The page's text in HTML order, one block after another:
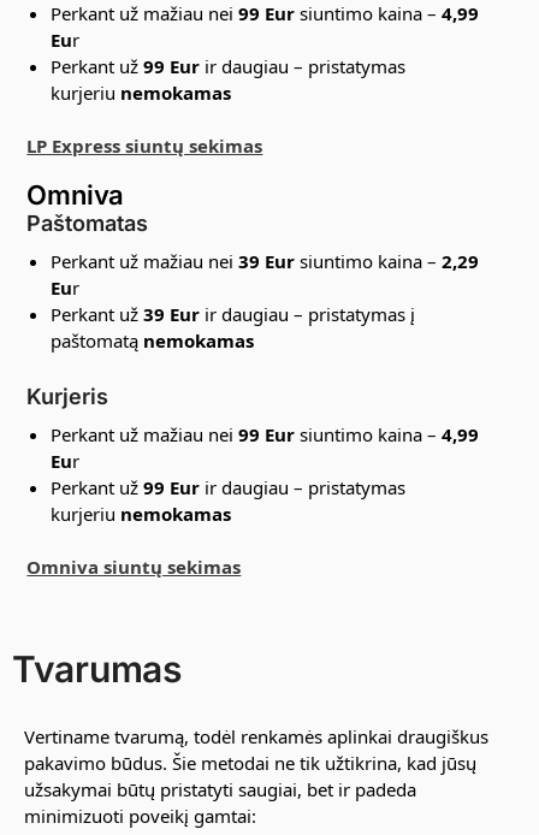
Perkant už mažiau nei99 Eur siuntimo kaina –4,99
Eur
Perkant už99 Eur ir daugiau – pristatymas
kurjeriu nemokamas
LP Express siuntų sekimas
Omniva
Paštomatas
Perkant už mažiau nei39 Eur siuntimo kaina –2,29
Eur
Perkant už39 Eur ir daugiau – pristatymas į
paštomatą nemokamas
Kurjeris
Perkant už mažiau nei99 Eur siuntimo kaina –4,99
Eur
Perkant už99 Eur ir daugiau – pristatymas
kurjeriu nemokamas
Omniva siuntų sekimas
Tvarumas
Vertiname tvarumą, todėl renkamės aplinkai draugiškus
pakavimo būdus. Šie metodai ne tik užtikrina, kad jūsų
užsakymai būtų pristatyti saugiai, bet ir padeda
minimizuoti poveikį gamtai: